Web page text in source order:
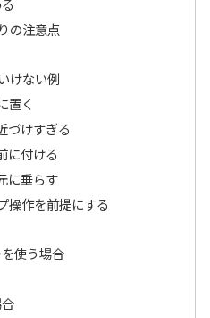
の注意点
けない例
置く
づけすぎる
に付ける
に垂らす
操作を前提にする
使う場合